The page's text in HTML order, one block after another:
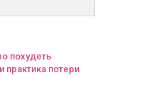
похудеть
практика потери